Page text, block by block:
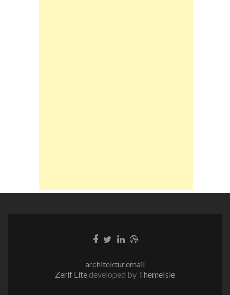
Facebook-
Twitter-
LinkedIn-
Dribble-
architektur.email
Zerif Lite developed by ThemeIsle